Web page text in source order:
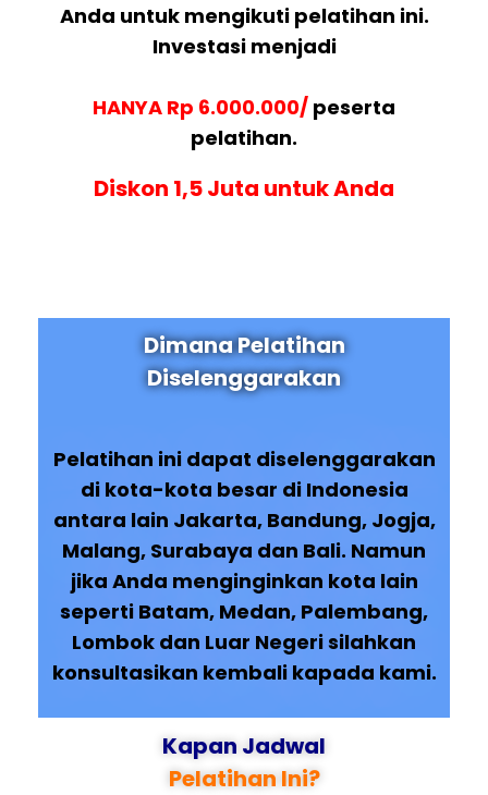
Anda untuk mengikuti pelatihan ini.
Investasi menjadi
HANYA Rp 6.000.000/ peserta
pelatihan.
Diskon 1,5 Juta untuk Anda
Dimana Pelatihan
Diselenggarakan
Pelatihan ini dapat diselenggarakan
di kota-kota besar di Indonesia
antara lain Jakarta, Bandung, Jogja,
Malang, Surabaya dan Bali. Namun
jika Anda menginginkan kota lain
seperti Batam, Medan, Palembang,
Lombok dan Luar Negeri silahkan
konsultasikan kembali kapada kami.
Kapan Jadwal
Pelatihan Ini?